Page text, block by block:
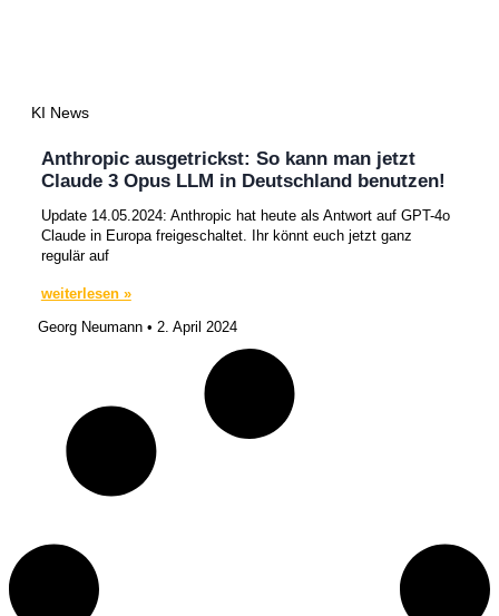
KI News
Anthropic ausgetrickst: So kann man jetzt
Claude 3 Opus LLM in Deutschland benutzen!
Update 14.05.2024: Anthropic hat heute als Antwort auf GPT-4o
Claude in Europa freigeschaltet. Ihr könnt euch jetzt ganz
regulär auf
weiterlesen »
Georg Neumann
2. April 2024